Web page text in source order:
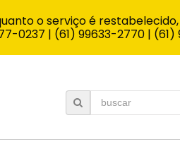
o serviço é
0237 | (61) 99633-2770 | (61)